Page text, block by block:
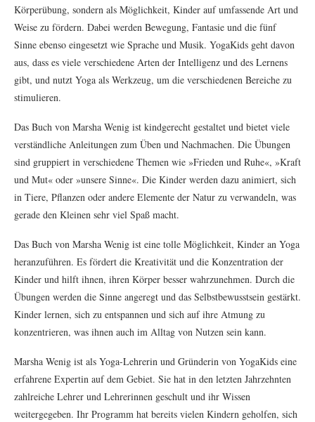
Körperübung, sondern als Möglichkeit, Kinder auf umfassende Art und
Weise zu fördern. Dabei werden Bewegung, Fantasie und die fünf
Sinne ebenso eingesetzt wie Sprache und Musik. YogaKids geht davon
aus, dass es viele verschiedene Arten der Intelligenz und des Lernens
gibt, und nutzt Yoga als Werkzeug, um die verschiedenen Bereiche zu
stimulieren.
Das Buch von Marsha Wenig ist kindgerecht gestaltet und bietet viele
verständliche Anleitungen zum Üben und Nachmachen. Die Übungen
sind gruppiert in verschiedene Themen wie »Frieden und Ruhe«, »Kraft
und Mut« oder »unsere Sinne«. Die Kinder werden dazu animiert, sich
in Tiere, Pflanzen oder andere Elemente der Natur zu verwandeln, was
gerade den Kleinen sehr viel Spaß macht.
Das Buch von Marsha Wenig ist eine tolle Möglichkeit, Kinder an Yoga
heranzuführen. Es fördert die Kreativität und die Konzentration der
Kinder und hilft ihnen, ihren Körper besser wahrzunehmen. Durch die
Übungen werden die Sinne angeregt und das Selbstbewusstsein gestärkt.
Kinder lernen, sich zu entspannen und sich auf ihre Atmung zu
konzentrieren, was ihnen auch im Alltag von Nutzen sein kann.
Marsha Wenig ist als Yoga-Lehrerin und Gründerin von YogaKids eine
erfahrene Expertin auf dem Gebiet. Sie hat in den letzten Jahrzehnten
zahlreiche Lehrer und Lehrerinnen geschult und ihr Wissen
weitergegeben. Ihr Programm hat bereits vielen Kindern geholfen, sich